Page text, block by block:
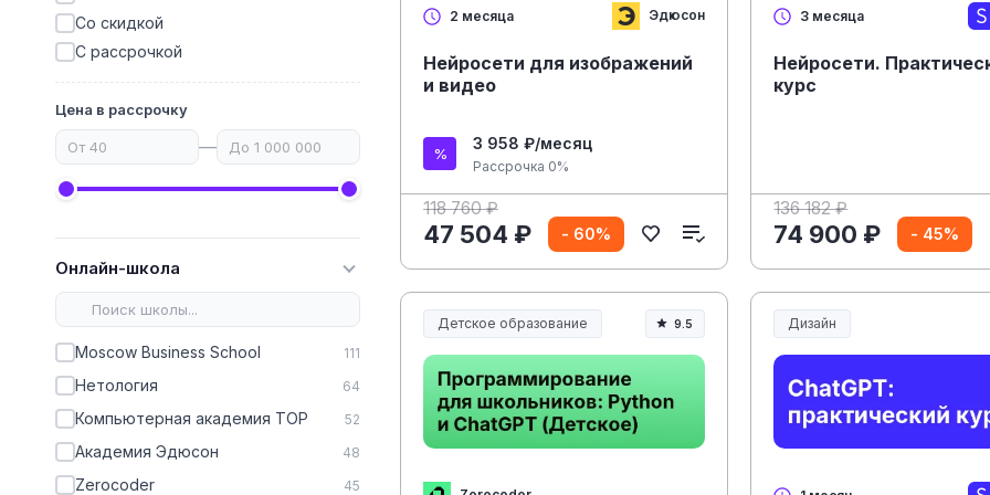
Со скидкой
С рассрочкой
Цена в рассрочку
—
Онлайн-школа
Moscow Business School 111
Нетология 64
Компьютерная академия TOP 52
Академия Эдюсон 48
Zerocoder 45
2 месяца Эдюсон
Нейросети для изображений
и видео
3 958 ₽/месяц
Рассрочка 0%
118 760 ₽
47 504 ₽ - 60%
3 месяца
Нейросети.
курс
136 182 ₽
74 900 ₽ - 45%
Детское образование 9.5 Дизайн